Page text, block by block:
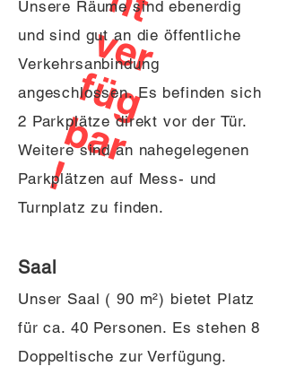
v
f
b
!
Unsere Räume sind ebenerdig
und sind gut an die öffentliche
Verkehrsanbindung
angeschlossen. Es befinden sich
2 Parkplätze direkt vor der Tür.
Weitere sind an nahegelegenen
Parkplätzen auf Mess- und
Turnplatz zu finden.
Saal
Unser Saal ( 90 m²) bietet Platz
für ca. 40 Personen. Es stehen 8
Doppeltische zur Verfügung.